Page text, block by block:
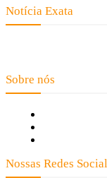
Notícia Exata
Sobre nós
Nossas Redes Social